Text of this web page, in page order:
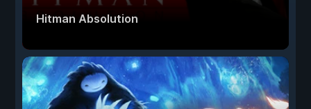
Hitman Absolution